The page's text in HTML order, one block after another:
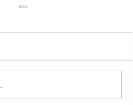
aus Stahl